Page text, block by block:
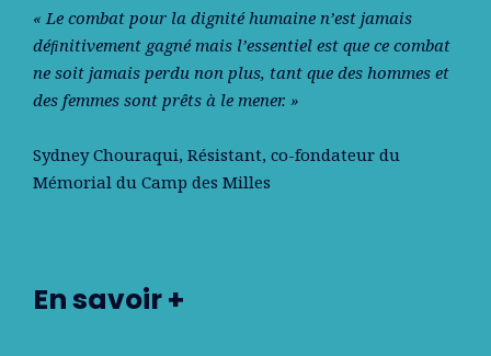
« Le combat pour la dignité humaine n’est jamais
déﬁnitivement gagné mais l’essentiel est que ce combat
ne soit jamais perdu non plus, tant que des hommes et
des femmes sont prêts à le mener. »
Sydney Chouraqui, Résistant, co-fondateur du
Mémorial du Camp des Milles
En savoir +